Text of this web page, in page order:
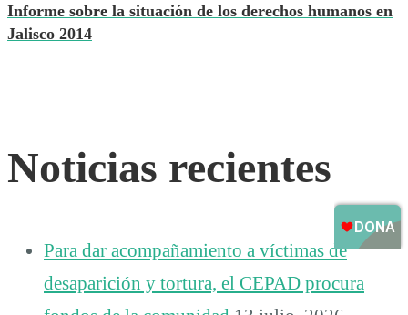
Informe sobre la situación de los derechos humanos en
Jalisco 2014
Noticias recientes
Para dar acompañamiento a víctimas de
desaparición y tortura, el CEPAD procura